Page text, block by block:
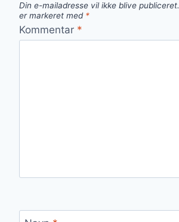
Din e-mailadresse vil ikke blive publiceret.
er markeret med *
Kommentar *